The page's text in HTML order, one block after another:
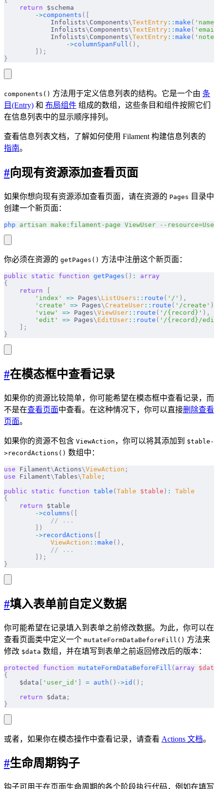
    return
$schema
        ->
components ([
            Infolists
\ Components\TextEntry :: make ( 'name'
            Infolists
\ Components\TextEntry :: make (
            Infolists
\ Components\TextEntry :: make (
                ->
columnSpanFull (),
        ]);
}
components() 方法用于定义信息列表的结构。它是一个由 条
目(Entry) 和 布局组件 组成的数组，这些条目和组件按照它们
在信息列表中的显示顺序排列。
查看信息列表文档，了解如何使用 Filament 构建信息列表的
指南。
#向现有资源添加查看页面
如果你想向现有资源添加查看页面，请在资源的 Pages 目录中
创建一个新页面：
php artisan make:filament-page ViewUser --
你必须在资源的 getPages() 方法中注册这个新页面：
public static function getPages () :
array
{
    return
        'index'
=> Pages\ ListUsers :: route ( '/' ),
        'create'
=> Pages\ CreateUser :: route ( '/create' ),
        'view'
=> Pages\ViewUser :: route ( '/{record}' ),
        'edit'
=> Pages\ EditUser :: route ( '/{record}/
    ];
}
#在模态框中查看记录
如果你的资源比较简单，你可能希望在模态框中查看记录，而
不是在查看页面中查看。在这种情况下，你可以直接删除查看
页面。
如果你的资源不包含 ViewAction ，你可以将其添加到 $table-
>recordActions() 数组中：
use Filament\Actions\ViewAction ;
use Filament\Tables\Table ;
public static function table ( Table $table ) :
Table
{
    return
$table
        ->
columns ([
            // ...
        ])
        ->
recordActions ([
            ViewAction
:: make (),
            // ...
        ]);
}
#填入表单前自定义数据
你可能希望在记录填入到表单之前修改数据。为此，你可以在
查看页面类中定义一个 mutateFormDataBeforeFill() 方法来
修改 $data 数组，并在填写到表单之前返回修改后的版本：
protected function mutateFormDataBeforeFill ( array $data
{
    $data
[ 'user_id' ] = auth () ->id ();
    return
$data ;
}
或者，如果你在模态操作中查看记录，请查看 Actions 文档。
#生命周期钩子
钩子可用于在页面生命周期的各个阶段执行代码，例如在填写